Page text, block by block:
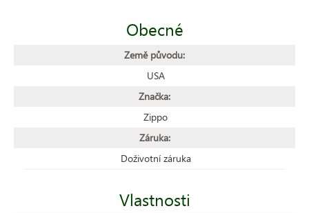
Obecné
Země původu:
USA
Značka:
Zippo
Záruka:
Doživotní záruka
Vlastnosti